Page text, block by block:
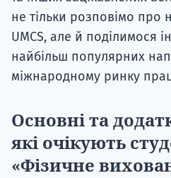
не тільки розповімо про
UMCS, але й поділимося
найбільш популярних
міжнародному ринку
Основні та
які очікують
«Фізичне